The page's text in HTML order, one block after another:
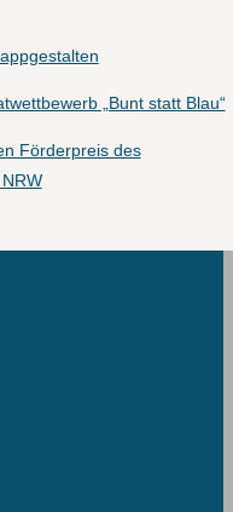
„Bunt statt Blau“
Förderpreis des